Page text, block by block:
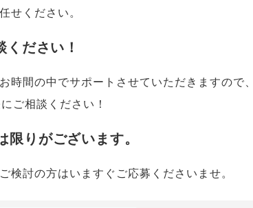
せください。
ださい！
時間の中でサポートさせていただきますので、
ご相談ください！
限りがございます。
検討の方はいますぐご応募くださいませ。